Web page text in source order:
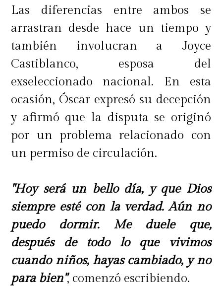
Las diferencias entre ambos se
arrastran desde hace un tiempo y
también involucran a Joyce
Castiblanco, esposa del
exseleccionado nacional. En esta
ocasión, Óscar expresó su decepción
y afirmó que la disputa se originó
por un problema relacionado con
un permiso de circulación.
"Hoy será un bello día, y que Dios
siempre esté con la verdad. Aún no
puedo dormir. Me duele que,
después de todo lo que vivimos
cuando niños, hayas cambiado, y no
para bien", comenzó escribiendo.